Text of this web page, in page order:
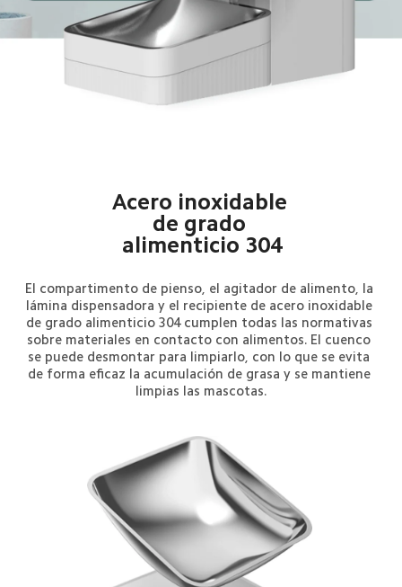
Acero inoxidable
de grado
alimenticio 304
El compartimento de pienso, el agitador de alimento, la
lámina dispensadora y el recipiente de acero inoxidable
de grado alimenticio 304 cumplen todas las normativas
sobre materiales en contacto con alimentos. El cuenco
se puede desmontar para limpiarlo, con lo que se evita
de forma eficaz la acumulación de grasa y se mantiene
limpias las mascotas.